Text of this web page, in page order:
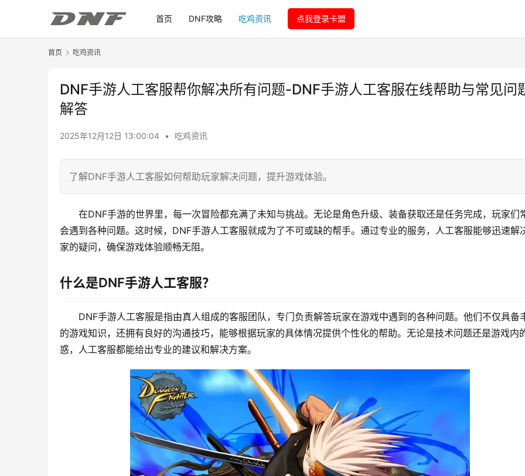
首页 DNF攻略 吃鸡资讯 点我登录卡盟
首页 吃鸡资讯
DNF手游人工客服帮你解决所有问题-DNF手游人工客服在线帮助与常见问
解答
2025年12月12日 13:00:04 • 吃鸡资讯
了解DNF手游人工客服如何帮助玩家解决问题，提升游戏体验。
在DNF手游的世界里，每一次冒险都充满了未知与挑战。无论是角色升级、装备获取还是任务完成，玩家们
会遇到各种问题。这时候，DNF手游人工客服就成为了不可或缺的帮手。通过专业的服务，人工客服能够迅速解
家的疑问，确保游戏体验顺畅无阻。
什么是DNF手游人工客服？
DNF手游人工客服是指由真人组成的客服团队，专门负责解答玩家在游戏中遇到的各种问题。他们不仅具备
的游戏知识，还拥有良好的沟通技巧，能够根据玩家的具体情况提供个性化的帮助。无论是技术问题还是游戏内
惑，人工客服都能给出专业的建议和解决方案。